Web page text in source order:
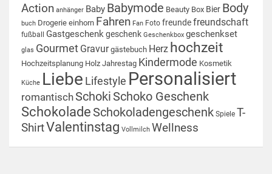
Action anhänger Baby Babymode Beauty Box Bier Body
buch Drogerie einhorn Fahren Fan Foto freundefreundschaft
fußball Gastgeschenkgeschenk Geschenkbox geschenkset
glas Gourmet Gravur gästebuch Herz hochzeit
Hochzeitsplanung Holz Jahrestag Kindermode Kosmetik
Küche Liebe Lifestyle Personalisiert
romantisch Schoki Schoko Geschenk
Schokolade Schokoladengeschenk Spiele T-
ShirtValentinstag Vollmilch Wellness